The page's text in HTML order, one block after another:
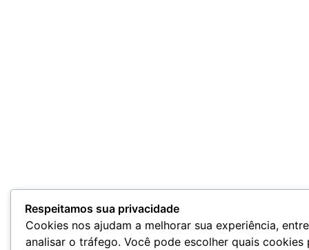
Respeitamos sua privacidade
Cookies nos ajudam a melhorar sua experiência,
analisar o tráfego. Você pode escolher quais